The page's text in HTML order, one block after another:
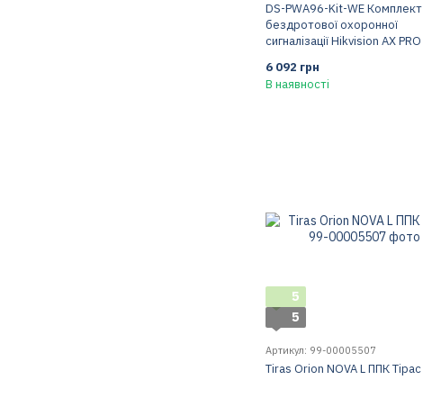
DS-PWA96-Kit-WE Комплект
бездротової охоронної
сигналізації Hikvision AX PRO
6 092 грн
В наявності
5
5
Артикул: 99-00005507
Tiras Orion NOVA L ППК Тірас